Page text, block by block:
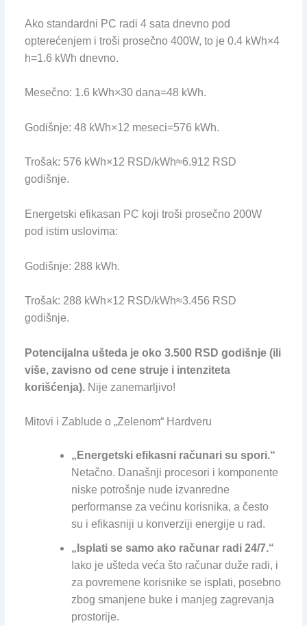
Ako standardni PC radi 4 sata dnevno pod
opterećenjem i troši prosečno 400W, to je 0.4 kWh×4
h=1.6 kWh dnevno.
Mesečno: 1.6 kWh×30 dana=48 kWh.
Godišnje: 48 kWh×12 meseci=576 kWh.
Trošak: 576 kWh×12 RSD/kWh≈6.912 RSD
godišnje.
Energetski efikasan PC koji troši prosečno 200W
pod istim uslovima:
Godišnje: 288 kWh.
Trošak: 288 kWh×12 RSD/kWh≈3.456 RSD
godišnje.
Potencijalna ušteda je oko 3.500 RSD godišnje (ili
više, zavisno od cene struje i intenziteta
korišćenja).Nije zanemarljivo!
Mitovi i Zablude o „Zelenom“ Hardveru
„Energetski efikasni računari su spori.“
Netačno. Današnji procesori i komponente
niske potrošnje nude izvanredne
performanse za većinu korisnika, a često
su i efikasniji u konverziji energije u rad.
„Isplati se samo ako računar radi 24/7.“
Iako je ušteda veća što računar duže radi, i
za povremene korisnike se isplati, posebno
zbog smanjene buke i manjeg zagrevanja
prostorije.